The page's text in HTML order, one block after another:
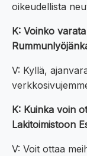
oikeudellista
K: Voinko
V: Kyllä,
K: Kuinka voin
Lakitoimistoon
V: Voit ottaa